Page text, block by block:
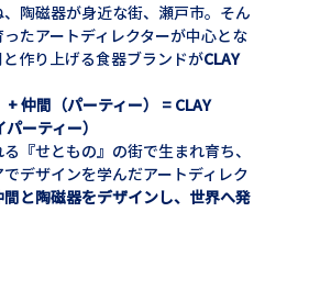
陶磁器が身近な街、瀬戸市。そん
たアートディレクターが中心とな
作り上げる食器ブランドがCLAY
+ 仲間（パーティー） = CLAY
ーティー）
『せともの』の街で生まれ育ち、
デザインを学んだアートディレク
と陶磁器をデザインし、世界へ発